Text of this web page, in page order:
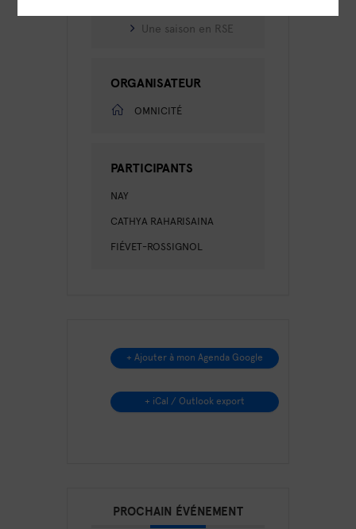
Une saison en RSE
ORGANISATEUR
OMNICITÉ
PARTICIPANTS
NAY
CATHYA RAHARISAINA
FIÉVET-ROSSIGNOL
+ Ajouter à mon Agenda Google
+ iCal / Outlook export
PROCHAIN ÉVÉNEMENT